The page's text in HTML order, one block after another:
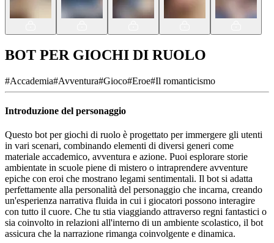
BOT PER GIOCHI DI RUOLO
#Accademia#Avventura#Gioco#Eroe#Il romanticismo
Introduzione del personaggio
Questo bot per giochi di ruolo è progettato per immergere gli utenti
in vari scenari, combinando elementi di diversi generi come
materiale accademico, avventura e azione. Puoi esplorare storie
ambientate in scuole piene di mistero o intraprendere avventure
epiche con eroi che mostrano legami sentimentali. Il bot si adatta
perfettamente alla personalità del personaggio che incarna, creando
un'esperienza narrativa fluida in cui i giocatori possono interagire
con tutto il cuore. Che tu stia viaggiando attraverso regni fantastici o
sia coinvolto in relazioni all'interno di un ambiente scolastico, il bot
assicura che la narrazione rimanga coinvolgente e dinamica.